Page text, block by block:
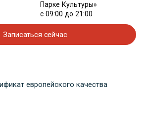
Парке Культуры»
с 09:00 до 21:00
Записаться сейчас
европейского качества